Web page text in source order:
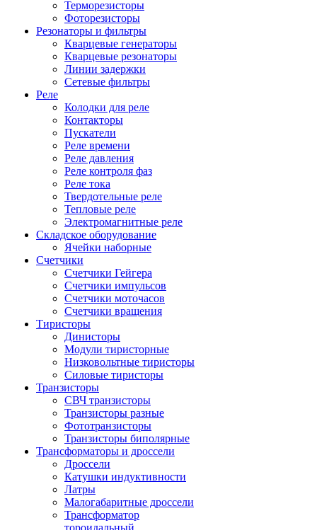
Терморезисторы
Фоторезисторы
Резонаторы и фильтры
Кварцевые генераторы
Кварцевые резонаторы
Линии задержки
Сетевые фильтры
Реле
Колодки для реле
Контакторы
Пускатели
Реле времени
Реле давления
Реле контроля фаз
Реле тока
Твердотельные реле
Тепловые реле
Электромагнитные реле
Складское оборудование
Ячейки наборные
Счетчики
Счетчики Гейгера
Счетчики импульсов
Счетчики моточасов
Счетчики вращения
Тиристоры
Динисторы
Модули тиристорные
Низковольтные тиристоры
Силовые тиристоры
Транзисторы
СВЧ транзисторы
Транзисторы разные
Фототранзисторы
Транзисторы биполярные
Трансформаторы и дроссели
Дроссели
Катушки индуктивности
Латры
Малогабаритные дроссели
Трансформатор
тороидальный